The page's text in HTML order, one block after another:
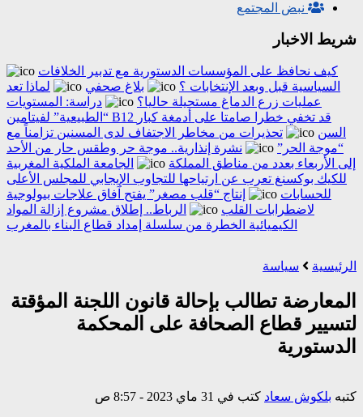
نبض المجتمع
شريط الاخبار
كيف نحافظ على المؤسسات الدستورية مع تدبير الخلافات
السياسية قبل وبعد الإنتخابات ؟
بلاغ صحفي
لماذا تعد
عمليات زرع الدماغ مستحيلة حاليا؟
دراسة: المستويات
“الطبيعية” لفيتامين B12 قد تخفي خطرا صامتا على أدمغة كبار
السن
تحذيرات من مخاطر الاجتفاف لدى المسنين تزامناً مع
“موجة الحر”
نشرة إنذارية.. موجة حر وطقس حار من الأحد
إلى الأربعاء بعدد من مناطق المملكة
الجامعة الملكية المغربية
للكيك بوكسنغ تعرب عن ارتياحها للتجاوب الإيجابي للمجلس الأعلى
للحسابات
إنتاج “قلب مصغر” يفتح آفاق علاجات بيولوجية
لاضطرابات القلب
الرباط.. إطلاق مشروع إزالة المواد
الكيميائية الخطرة من سلسلة إمداد قطاع البناء بالمغرب
الرئيسية سياسة
المعارضة تطالب بإحالة قانون اللجنة المؤقتة
لتسيير قطاع الصحافة على المحكمة
الدستورية
كتبه بلكوش سعاد كتب في 31 ماي 2023 - 8:57 ص